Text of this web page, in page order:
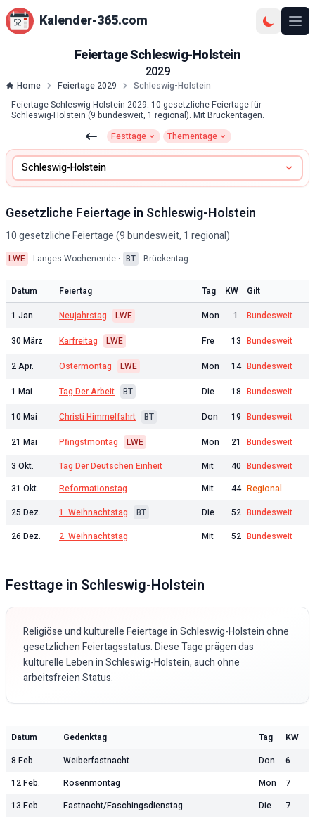
Kalender-365.com
FeiertageSchleswig-Holstein
2029
Home Feiertage 2029
Schleswig-Holstein
Feiertage Schleswig-Holstein 2029: 10 gesetzliche Feiertage für
Schleswig-Holstein (9 bundesweit, 1 regional). Mit Brückentagen.
Zu Festtagen
Festtage Zu Thementagen
Thementage
Gesetzliche Feiertage in Schleswig-Holstein
10gesetzliche Feiertage (9bundesweit, 1 regional)
LWE Langes Wochenende · BT Brückentag
Datum Feiertag Tag KW
Gilt
1 Jan.
Neujahrstag LWE Mon 1
Bundesweit
30 März
Karfreitag LWE Fre 13 Bundesweit
2 Apr.
Ostermontag LWE Mon 14 Bundesweit
1 Mai
Tag Der Arbeit BT Die 18 Bundesweit
10 Mai
Christi Himmelfahrt BT Don 19 Bundesweit
21 Mai
Pfingstmontag LWE Mon 21
Bundesweit
3 Okt.
Tag Der Deutschen Einheit Mit 40 Bundesweit
31 Okt.
Reformationstag Mit 44 Regional
25 Dez.
1. Weihnachtstag BT Die 52 Bundesweit
26 Dez.
2. Weihnachtstag Mit 52 Bundesweit
Festtage in Schleswig-Holstein
Religiöse und kulturelle Feiertage inSchleswig-Holsteinohne
gesetzlichen Feiertagsstatus. Diese Tage prägen das
kulturelle Leben inSchleswig-Holstein, auch ohne
arbeitsfreien Status.
Datum Gedenktag Tag
KW
8 Feb.
Weiberfastnacht Don
6
12 Feb.
Rosenmontag Mon
7
13 Feb.
Fastnacht/Faschingsdienstag Die
7